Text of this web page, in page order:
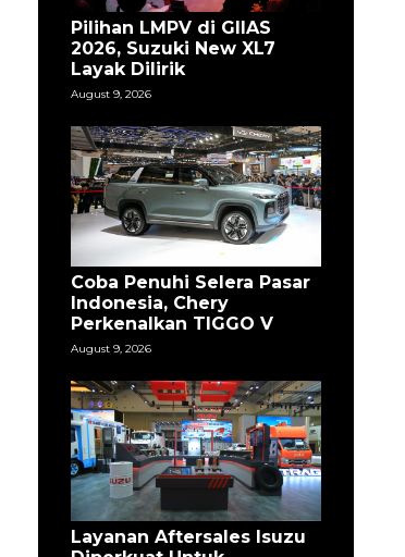
Pilihan LMPV di GIIAS
2026, Suzuki New XL7
Layak Dilirik
August 9, 2026
Coba Penuhi Selera Pasar
Indonesia, Chery
Perkenalkan TIGGO V
August 9, 2026
Layanan Aftersales Isuzu